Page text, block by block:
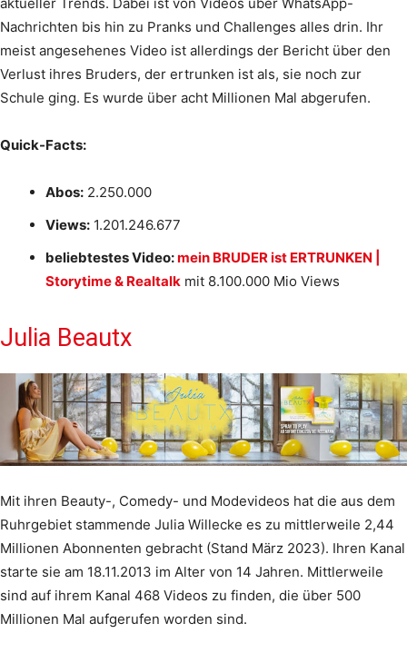
Nachrichten bis hin zu Pranks und Challenges alles drin. Ihr
meist angesehenes Video ist allerdings der Bericht über den
Verlust ihres Bruders, der ertrunken ist als, sie noch zur
Schule ging. Es wurde über acht Millionen Mal abgerufen.
Quick-Facts:
Abos: 2.250.000
Views: 1.201.246.677
beliebtestes Video:mein BRUDER ist ERTRUNKEN |
Storytime & Realtalk mit 8.100.000 Mio Views
Julia Beautx
Mit ihren Beauty-, Comedy- und Modevideos hat die aus dem
Ruhrgebiet stammende Julia Willecke es zu mittlerweile 2,44
Millionen Abonnenten gebracht (Stand März 2023). Ihren Kanal
starte sie am 18.11.2013 im Alter von 14 Jahren. Mittlerweile
sind auf ihrem Kanal 468 Videos zu finden, die über 500
Millionen Mal aufgerufen worden sind.